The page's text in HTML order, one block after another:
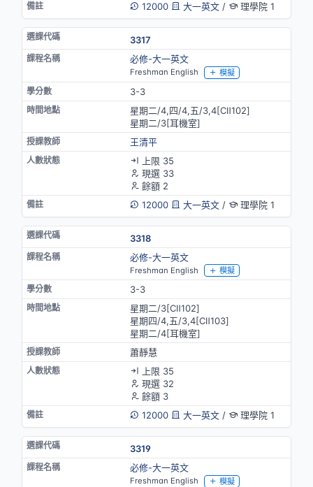
12000
大一英文/ 理學院 1
3317
必修-大一英文
Freshman English 模擬
3-3
星期二/4,四/4,五/3,4[CⅡ102]
星期二/3[耳機室]
王清平
上限 35
現選 33
餘額 2
12000
大一英文/ 理學院 1
3318
必修-大一英文
Freshman English 模擬
3-3
星期二/3[CⅡ102]
星期四/4,五/3,4[CⅡ103]
星期二/4[耳機室]
蕭靜慧
上限 35
現選 32
餘額 3
12000
大一英文/ 理學院 1
3319
必修-大一英文
Freshman English 模擬